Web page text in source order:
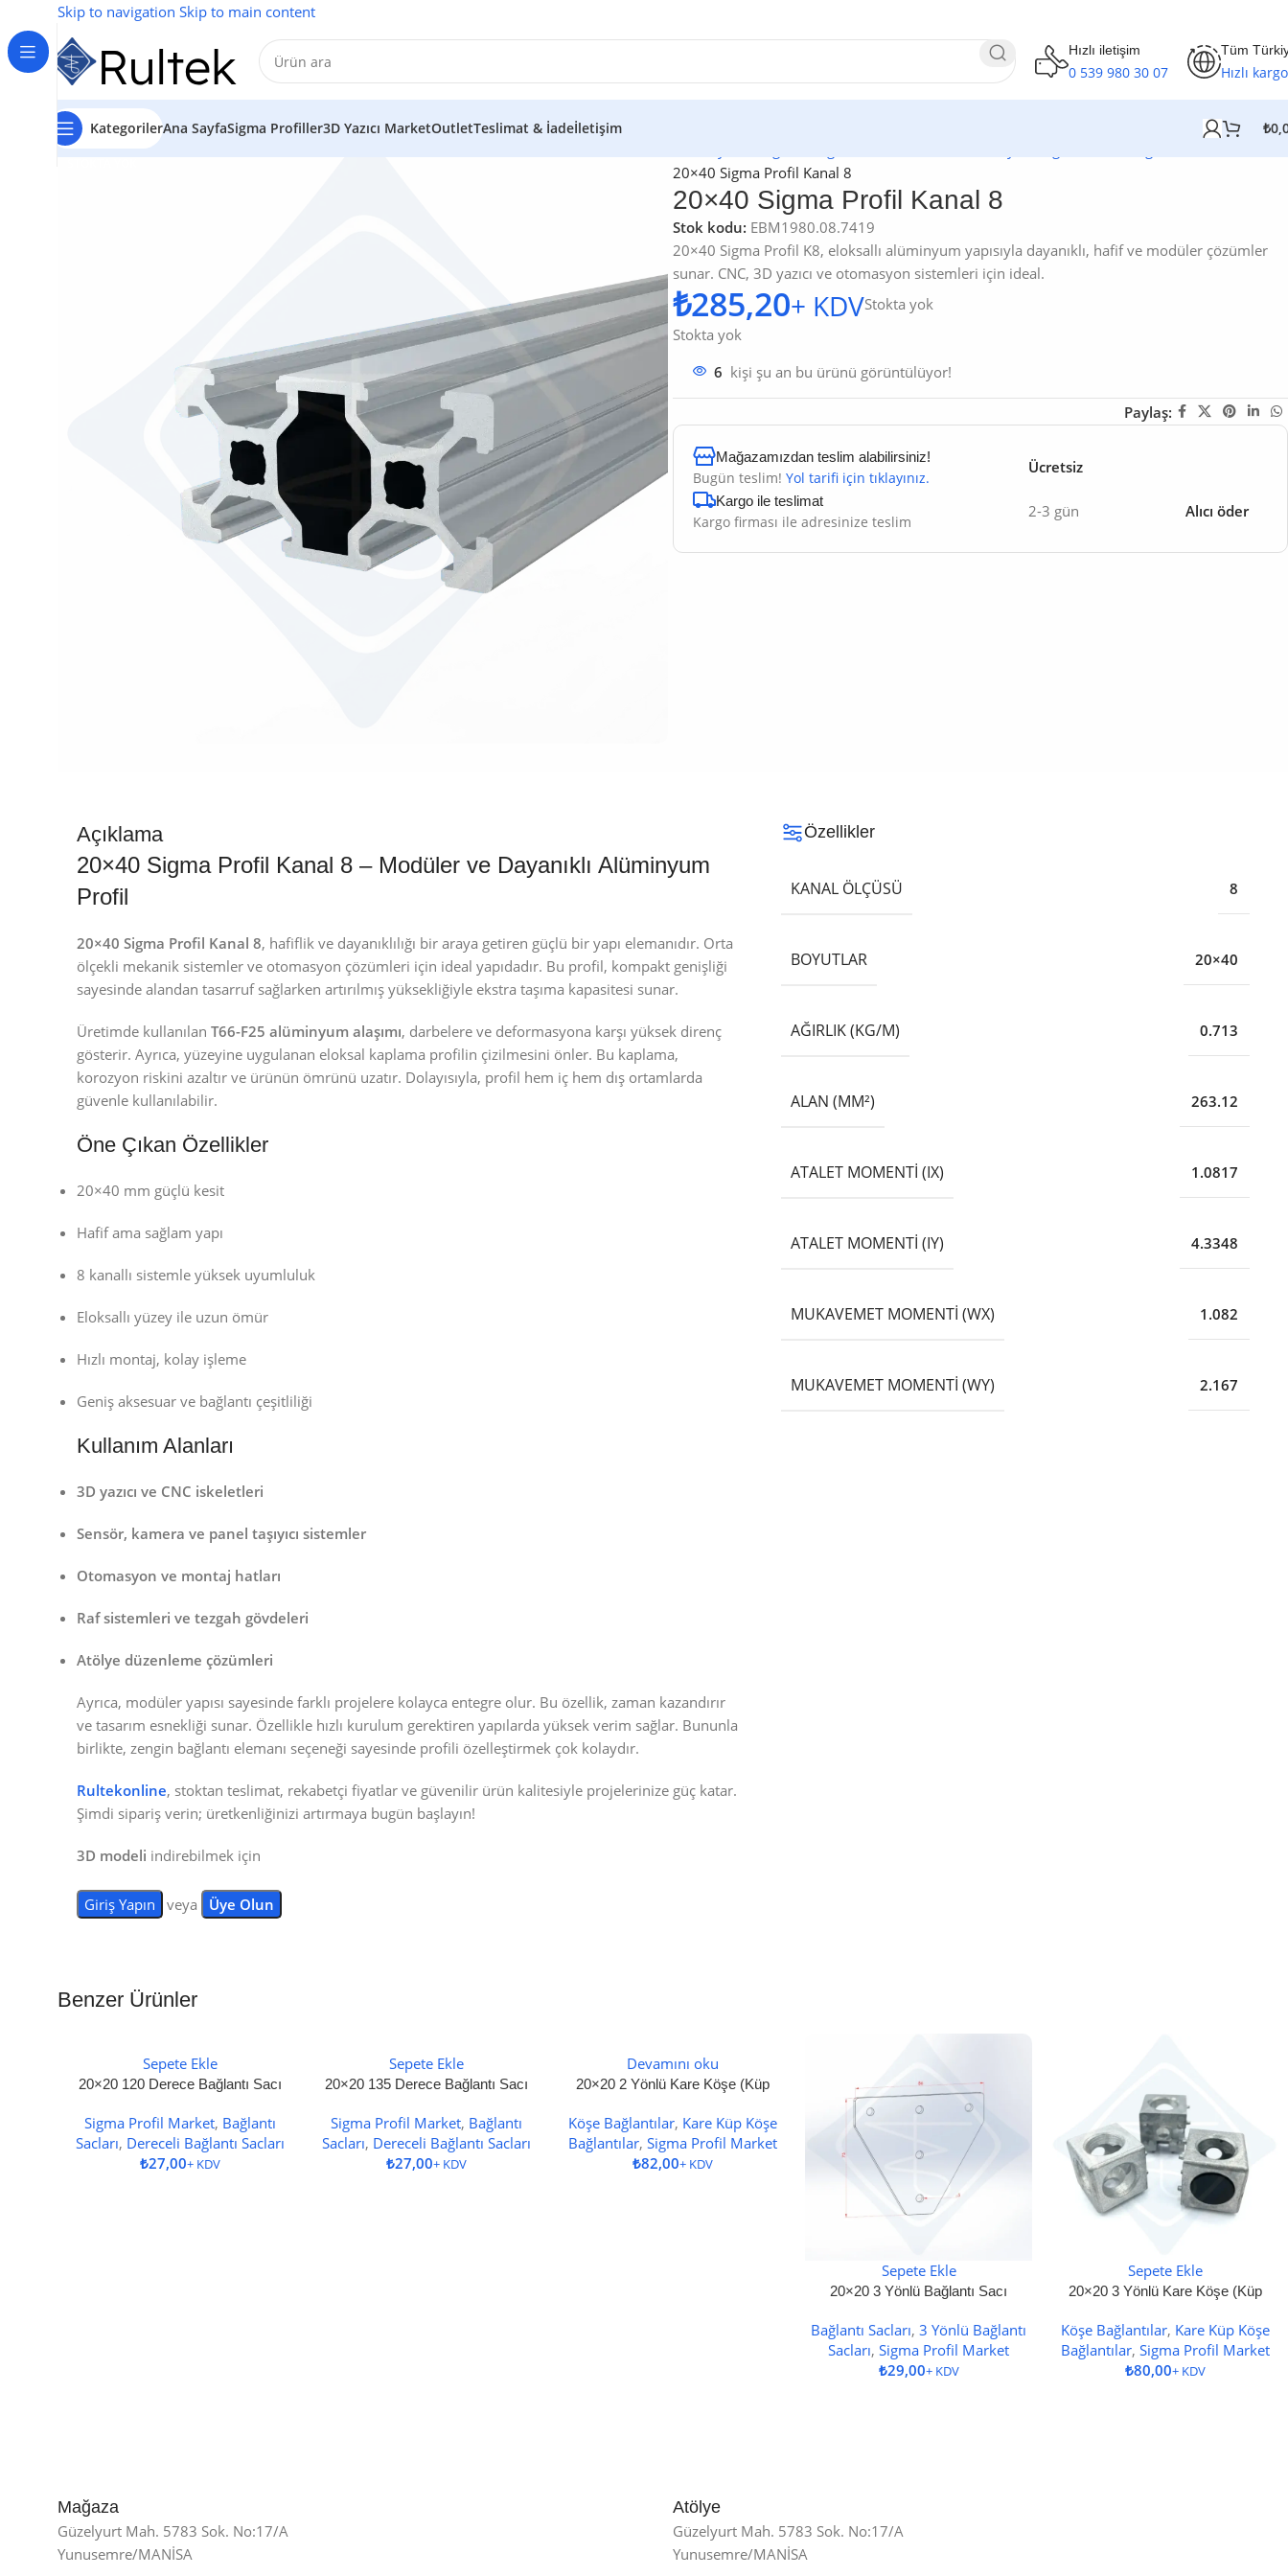
Skip to navigation Skip to main content
Hızlı iletişim
0 539 980 30 07
Tüm
Hızlı kargo
KategorilerAna SayfaSigma Profiller3D Yazıcı MarketOutletTeslimat & İadeİletişim ₺
20×40 Sigma Profil Kanal 8
20×40 Sigma Profil Kanal 8
Stok kodu: EBM1980.08.7419
20×40 Sigma Profil K8, eloksallı alüminyum yapısıyla dayanıklı, hafif ve modüler çözümler
sunar. CNC, 3D yazıcı ve otomasyon sistemleri için ideal.
₺
Stokta yok
Stokta yok
6 kişi şu an bu ürünü görüntülüyor!
Paylaş:
Mağazamızdan teslim alabilirsiniz!
Bugün teslim! Yol tarifi için tıklayınız.
Ücretsiz
Kargo ile teslimat
Kargo firması ile adresinize teslim
2-3 gün Alıcı öder
Açıklama
20×40 Sigma Profil Kanal 8 – Modüler ve Dayanıklı Alüminyum
Profil
20×40 Sigma Profil Kanal 8, hafiflik ve dayanıklılığı bir araya getiren güçlü bir yapı elemanıdır. Orta
ölçekli mekanik sistemler ve otomasyon çözümleri için ideal yapıdadır. Bu profil, kompakt genişliği
sayesinde alandan tasarruf sağlarken artırılmış yüksekliğiyle ekstra taşıma kapasitesi sunar.
Üretimde kullanılan T66-F25 alüminyum alaşımı, darbelere ve deformasyona karşı yüksek direnç
gösterir. Ayrıca, yüzeyine uygulanan eloksal kaplama profilin çizilmesini önler. Bu kaplama,
korozyon riskini azaltır ve ürünün ömrünü uzatır. Dolayısıyla, profil hem iç hem dış ortamlarda
güvenle kullanılabilir.
Öne Çıkan Özellikler
20×40 mm güçlü kesit
Hafif ama sağlam yapı
8 kanallı sistemle yüksek uyumluluk
Eloksallı yüzey ile uzun ömür
Hızlı montaj, kolay işleme
Geniş aksesuar ve bağlantı çeşitliliği
Kullanım Alanları
3D yazıcı ve CNC iskeletleri
Sensör, kamera ve panel taşıyıcı sistemler
Otomasyon ve montaj hatları
Raf sistemleri ve tezgah gövdeleri
Atölye düzenleme çözümleri
Ayrıca, modüler yapısı sayesinde farklı projelere kolayca entegre olur. Bu özellik, zaman kazandırır
ve tasarım esnekliği sunar. Özellikle hızlı kurulum gerektiren yapılarda yüksek verim sağlar. Bununla
birlikte, zengin bağlantı elemanı seçeneği sayesinde profili özelleştirmek çok kolaydır.
Rultekonline, stoktan teslimat, rekabetçi fiyatlar ve güvenilir ürün kalitesiyle projelerinize güç katar.
Şimdi sipariş verin; üretkenliğinizi artırmaya bugün başlayın!
3D modeli indirebilmek için
Giriş Yapın veya Üye Olun
Özellikler
KANAL ÖLÇÜSÜ 8
BOYUTLAR 20×40
AĞIRLIK (KG/M) 0.713
ALAN (MM²) 263.12
ATALET MOMENTI (IX) 1.0817
ATALET MOMENTI (IY) 4.3348
MUKAVEMET MOMENTI (WX) 1.082
MUKAVEMET MOMENTI (WY) 2.167
Benzer Ürünler
Sepete Ekle
20×20 120 Derece Bağlantı Sacı
Sigma Profil Market, Bağlantı
Sacları, Dereceli Bağlantı Sacları
₺
Sepete Ekle
20×20 135 Derece Bağlantı Sacı
Sigma Profil Market, Bağlantı
Sacları, Dereceli Bağlantı Sacları
₺
Devamını oku
20×20 2 Yönlü Kare Köşe (Küp
Köşe Bağlantılar, Kare Küp Köşe
Bağlantılar, Sigma Profil Market
₺
Sepete Ekle
20×20 3 Yönlü Bağlantı Sacı
Bağlantı Sacları,3 Yönlü Bağlantı
Sacları,Sigma Profil Market
₺
Sepete Ekle
20×20 3 Yönlü Kare Köşe (Küp
Köşe Bağlantılar, Kare Küp Köşe
Bağlantılar, Sigma Profil Market
₺
Mağaza
Güzelyurt Mah. 5783 Sok. No:17/A
Yunusemre/MANİSA
Atölye
Güzelyurt Mah. 5783 Sok. No:17/A
Yunusemre/MANİSA